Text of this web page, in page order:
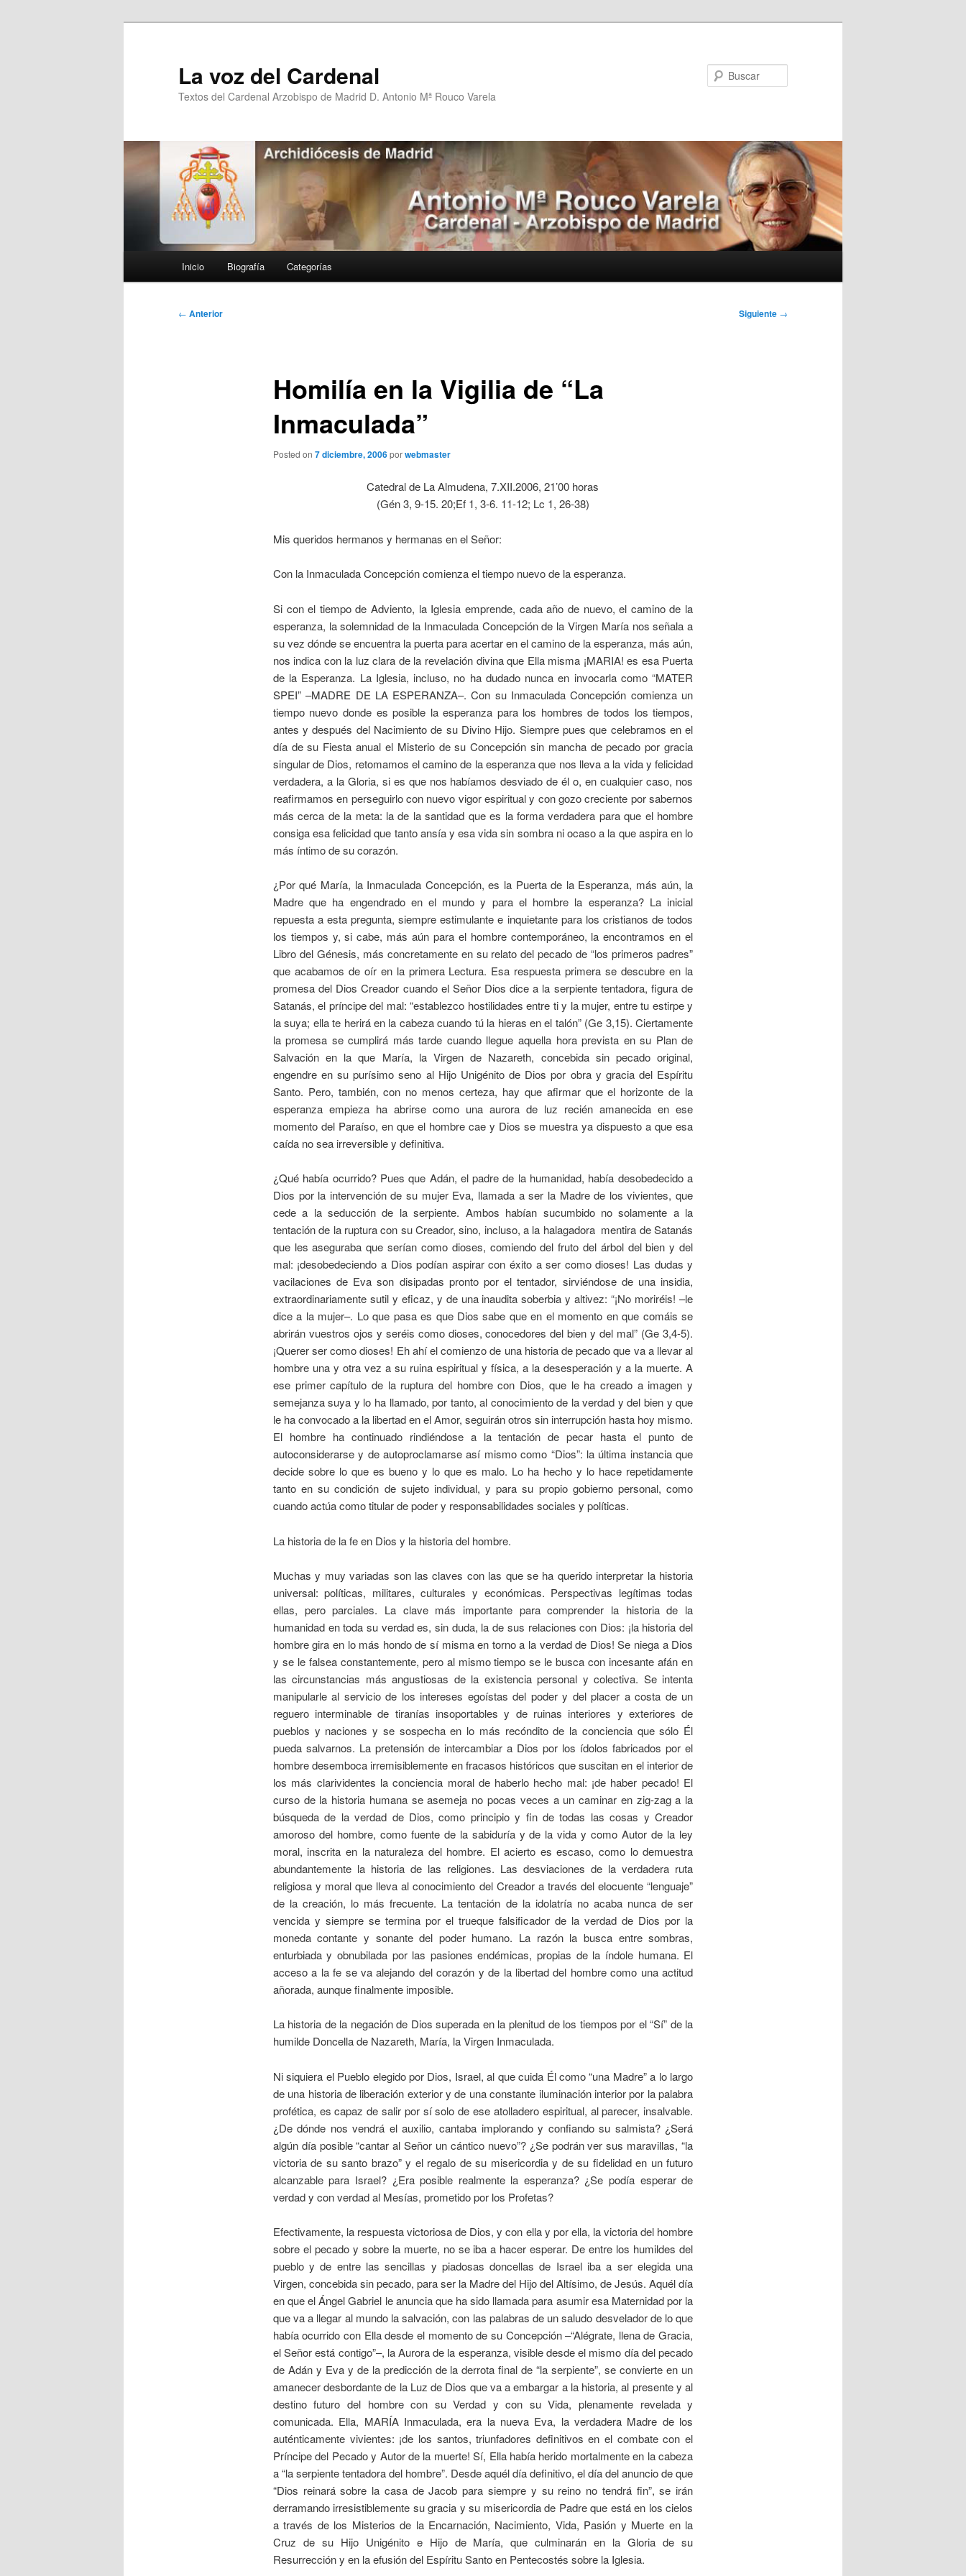
La voz del Cardenal
Textos del Cardenal Arzobispo de Madrid D. Antonio Mª Rouco Varela
Inicio Biografía Categorías
Navegación
← Anterior Siguiente →
Homilía en la Vigilia de “La
Inmaculada”
Posted on 7 diciembre, 2006porwebmaster
Catedral de La Almudena, 7.XII.2006, 21’00 horas
(Gén 3, 9-15. 20;Ef 1, 3-6. 11-12; Lc 1, 26-38)
Mis queridos hermanos y hermanas en el Señor:
Con la Inmaculada Concepción comienza el tiempo nuevo de la esperanza.
Si con el tiempo de Adviento, la Iglesia emprende, cada año de nuevo, el camino de la
esperanza, la solemnidad de la Inmaculada Concepción de la Virgen María nos señala a
su vez dónde se encuentra la puerta para acertar en el camino de la esperanza, más aún,
nos indica con la luz clara de la revelación divina que Ella misma ¡MARIA! es esa Puerta
de la Esperanza. La Iglesia, incluso, no ha dudado nunca en invocarla como “MATER
SPEI” –MADRE DE LA ESPERANZA–. Con su Inmaculada Concepción comienza un
tiempo nuevo donde es posible la esperanza para los hombres de todos los tiempos,
antes y después del Nacimiento de su Divino Hijo. Siempre pues que celebramos en el
día de su Fiesta anual el Misterio de su Concepción sin mancha de pecado por gracia
singular de Dios, retomamos el camino de la esperanza que nos lleva a la vida y felicidad
verdadera, a la Gloria, si es que nos habíamos desviado de él o, en cualquier caso, nos
reafirmamos en perseguirlo con nuevo vigor espiritual y con gozo creciente por sabernos
más cerca de la meta: la de la santidad que es la forma verdadera para que el hombre
consiga esa felicidad que tanto ansía y esa vida sin sombra ni ocaso a la que aspira en lo
más íntimo de su corazón.
¿Por qué María, la Inmaculada Concepción, es la Puerta de la Esperanza, más aún, la
Madre que ha engendrado en el mundo y para el hombre la esperanza? La inicial
repuesta a esta pregunta, siempre estimulante e inquietante para los cristianos de todos
los tiempos y, si cabe, más aún para el hombre contemporáneo, la encontramos en el
Libro del Génesis, más concretamente en su relato del pecado de “los primeros padres”
que acabamos de oír en la primera Lectura. Esa respuesta primera se descubre en la
promesa del Dios Creador cuando el Señor Dios dice a la serpiente tentadora, figura de
Satanás, el príncipe del mal: “establezco hostilidades entre ti y la mujer, entre tu estirpe y
la suya; ella te herirá en la cabeza cuando tú la hieras en el talón” (Ge 3,15). Ciertamente
la promesa se cumplirá más tarde cuando llegue aquella hora prevista en su Plan de
Salvación en la que María, la Virgen de Nazareth, concebida sin pecado original,
engendre en su purísimo seno al Hijo Unigénito de Dios por obra y gracia del Espíritu
Santo. Pero, también, con no menos certeza, hay que afirmar que el horizonte de la
esperanza empieza ha abrirse como una aurora de luz recién amanecida en ese
momento del Paraíso, en que el hombre cae y Dios se muestra ya dispuesto a que esa
caída no sea irreversible y definitiva.
¿Qué había ocurrido? Pues que Adán, el padre de la humanidad, había desobedecido a
Dios por la intervención de su mujer Eva, llamada a ser la Madre de los vivientes, que
cede a la seducción de la serpiente. Ambos habían sucumbido no solamente a la
tentación de la ruptura con su Creador, sino, incluso, a la halagadora mentira de Satanás
que les aseguraba que serían como dioses, comiendo del fruto del árbol del bien y del
mal: ¡desobedeciendo a Dios podían aspirar con éxito a ser como dioses! Las dudas y
vacilaciones de Eva son disipadas pronto por el tentador, sirviéndose de una insidia,
extraordinariamente sutil y eficaz, y de una inaudita soberbia y altivez: “¡No moriréis! –le
dice a la mujer–. Lo que pasa es que Dios sabe que en el momento en que comáis se
abrirán vuestros ojos y seréis como dioses, conocedores del bien y del mal” (Ge 3,4-5).
¡Querer ser como dioses! Eh ahí el comienzo de una historia de pecado que va a llevar al
hombre una y otra vez a su ruina espiritual y física, a la desesperación y a la muerte. A
ese primer capítulo de la ruptura del hombre con Dios, que le ha creado a imagen y
semejanza suya y lo ha llamado, por tanto, al conocimiento de la verdad y del bien y que
le ha convocado a la libertad en el Amor, seguirán otros sin interrupción hasta hoy mismo.
El hombre ha continuado rindiéndose a la tentación de pecar hasta el punto de
autoconsiderarse y de autoproclamarse así mismo como “Dios”: la última instancia que
decide sobre lo que es bueno y lo que es malo. Lo ha hecho y lo hace repetidamente
tanto en su condición de sujeto individual, y para su propio gobierno personal, como
cuando actúa como titular de poder y responsabilidades sociales y políticas.
La historia de la fe en Dios y la historia del hombre.
Muchas y muy variadas son las claves con las que se ha querido interpretar la historia
universal: políticas, militares, culturales y económicas. Perspectivas legítimas todas
ellas, pero parciales. La clave más importante para comprender la historia de la
humanidad en toda su verdad es, sin duda, la de sus relaciones con Dios: ¡la historia del
hombre gira en lo más hondo de sí misma en torno a la verdad de Dios! Se niega a Dios
y se le falsea constantemente, pero al mismo tiempo se le busca con incesante afán en
las circunstancias más angustiosas de la existencia personal y colectiva. Se intenta
manipularle al servicio de los intereses egoístas del poder y del placer a costa de un
reguero interminable de tiranías insoportables y de ruinas interiores y exteriores de
pueblos y naciones y se sospecha en lo más recóndito de la conciencia que sólo Él
pueda salvarnos. La pretensión de intercambiar a Dios por los ídolos fabricados por el
hombre desemboca irremisiblemente en fracasos históricos que suscitan en el interior de
los más clarividentes la conciencia moral de haberlo hecho mal: ¡de haber pecado! El
curso de la historia humana se asemeja no pocas veces a un caminar en zig-zag a la
búsqueda de la verdad de Dios, como principio y fin de todas las cosas y Creador
amoroso del hombre, como fuente de la sabiduría y de la vida y como Autor de la ley
moral, inscrita en la naturaleza del hombre. El acierto es escaso, como lo demuestra
abundantemente la historia de las religiones. Las desviaciones de la verdadera ruta
religiosa y moral que lleva al conocimiento del Creador a través del elocuente “lenguaje”
de la creación, lo más frecuente. La tentación de la idolatría no acaba nunca de ser
vencida y siempre se termina por el trueque falsificador de la verdad de Dios por la
moneda contante y sonante del poder humano. La razón la busca entre sombras,
enturbiada y obnubilada por las pasiones endémicas, propias de la índole humana. El
acceso a la fe se va alejando del corazón y de la libertad del hombre como una actitud
añorada, aunque finalmente imposible.
La historia de la negación de Dios superada en la plenitud de los tiempos por el “Sí” de la
humilde Doncella de Nazareth, María, la Virgen Inmaculada.
Ni siquiera el Pueblo elegido por Dios, Israel, al que cuida Él como “una Madre” a lo largo
de una historia de liberación exterior y de una constante iluminación interior por la palabra
profética, es capaz de salir por sí solo de ese atolladero espiritual, al parecer, insalvable.
¿De dónde nos vendrá el auxilio, cantaba implorando y confiando su salmista? ¿Será
algún día posible “cantar al Señor un cántico nuevo”? ¿Se podrán ver sus maravillas, “la
victoria de su santo brazo” y el regalo de su misericordia y de su fidelidad en un futuro
alcanzable para Israel? ¿Era posible realmente la esperanza? ¿Se podía esperar de
verdad y con verdad al Mesías, prometido por los Profetas?
Efectivamente, la respuesta victoriosa de Dios, y con ella y por ella, la victoria del hombre
sobre el pecado y sobre la muerte, no se iba a hacer esperar. De entre los humildes del
pueblo y de entre las sencillas y piadosas doncellas de Israel iba a ser elegida una
Virgen, concebida sin pecado, para ser la Madre del Hijo del Altísimo, de Jesús. Aquél día
en que el Ángel Gabriel le anuncia que ha sido llamada para asumir esa Maternidad por la
que va a llegar al mundo la salvación, con las palabras de un saludo desvelador de lo que
había ocurrido con Ella desde el momento de su Concepción –“Alégrate, llena de Gracia,
el Señor está contigo”–, la Aurora de la esperanza, visible desde el mismo día del pecado
de Adán y Eva y de la predicción de la derrota final de “la serpiente”, se convierte en un
amanecer desbordante de la Luz de Dios que va a embargar a la historia, al presente y al
destino futuro del hombre con su Verdad y con su Vida, plenamente revelada y
comunicada. Ella, MARÍA Inmaculada, era la nueva Eva, la verdadera Madre de los
auténticamente vivientes: ¡de los santos, triunfadores definitivos en el combate con el
Príncipe del Pecado y Autor de la muerte! Sí, Ella había herido mortalmente en la cabeza
a “la serpiente tentadora del hombre”. Desde aquél día definitivo, el día del anuncio de que
“Dios reinará sobre la casa de Jacob para siempre y su reino no tendrá fin”, se irán
derramando irresistiblemente su gracia y su misericordia de Padre que está en los cielos
a través de los Misterios de la Encarnación, Nacimiento, Vida, Pasión y Muerte en la
Cruz de su Hijo Unigénito e Hijo de María, que culminarán en la Gloria de su
Resurrección y en la efusión del Espíritu Santo en Pentecostés sobre la Iglesia.